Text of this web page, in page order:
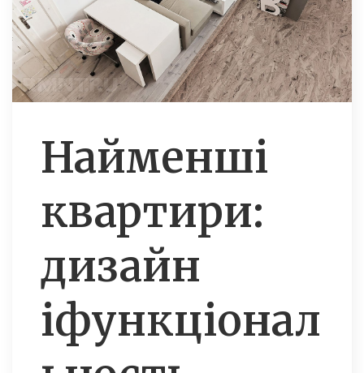
Найменші
квартири:
дизайн
іфункціонал